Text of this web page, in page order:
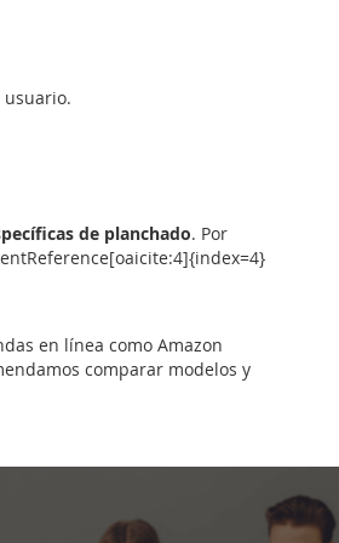
usuario.
de planchado. Por
en línea como Amazon
comparar modelos y